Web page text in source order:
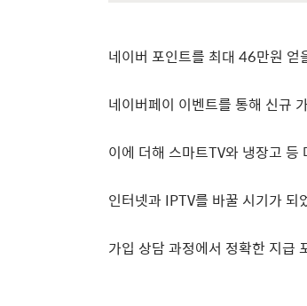
네이버 포인트를 최대 46만원 얻
네이버페이 이벤트를 통해 신규
이에 더해 스마트TV와 냉장고 등
인터넷과 IPTV를 바꿀 시기가 되
가입 상담 과정에서 정확한 지급